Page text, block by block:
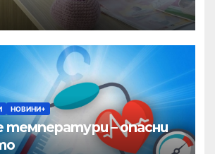
НОВИНИ+
температури – опасни